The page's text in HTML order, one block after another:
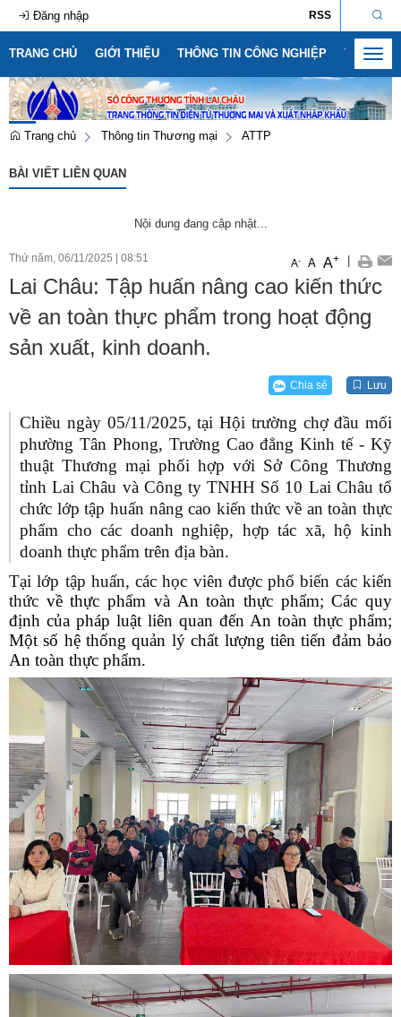
RSS
Đăng nhập
TRANG CHỦ GIỚI THIỆU THÔNG TIN CÔNG NGHIỆP THÔNG
Trang chủ Thông tin Thương mại ATTP
BÀI VIẾT LIÊN QUAN
Nội dung đang cập nhật...
Thứ năm, 06/11/2025 08:51 A- A A+
Lai Châu: Tập huấn nâng cao kiến thức
về an toàn thực phẩm trong hoạt động
sản xuất, kinh doanh.
Chia sẻ Lưu
Chiều ngày 05/11/2025, tại Hội trường chợ đầu mối
phường Tân Phong, Trường Cao đẳng Kinh tế - Kỹ
thuật Thương mại phối hợp với Sở Công Thương
tỉnh Lai Châu và Công ty TNHH Số 10 Lai Châu tổ
chức lớp tập huấn nâng cao kiến thức về an toàn thực
phẩm cho các doanh nghiệp, hợp tác xã, hộ kinh
doanh thực phẩm trên địa bàn.
Tại lớp tập huấn, các học viên được phổ biến các kiến
thức về thực phẩm và An toàn thực phẩm; Các quy
định của pháp luật liên quan đến An toàn thực phẩm;
Một số hệ thống quản lý chất lượng tiên tiến đảm bảo
An toàn thực phẩm.